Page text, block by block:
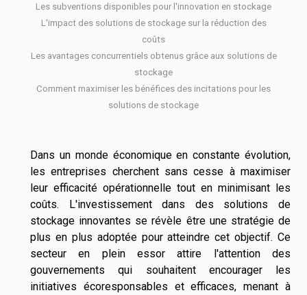
Les subventions disponibles pour l'innovation en stockage
L'impact des solutions de stockage sur la réduction des
coûts
Les avantages concurrentiels obtenus grâce aux solutions de
stockage
Comment maximiser les bénéfices des incitations pour les
solutions de stockage
Dans un monde économique en constante évolution,
les entreprises cherchent sans cesse à maximiser
leur efficacité opérationnelle tout en minimisant les
coûts. L'investissement dans des solutions de
stockage innovantes se révèle être une stratégie de
plus en plus adoptée pour atteindre cet objectif. Ce
secteur en plein essor attire l'attention des
gouvernements qui souhaitent encourager les
initiatives écoresponsables et efficaces, menant à